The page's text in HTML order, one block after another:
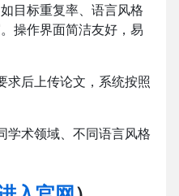
目标重复率、语言风格
操作界面简洁友好，易
求后上传论文，系统按照
学术领域、不同语言风格